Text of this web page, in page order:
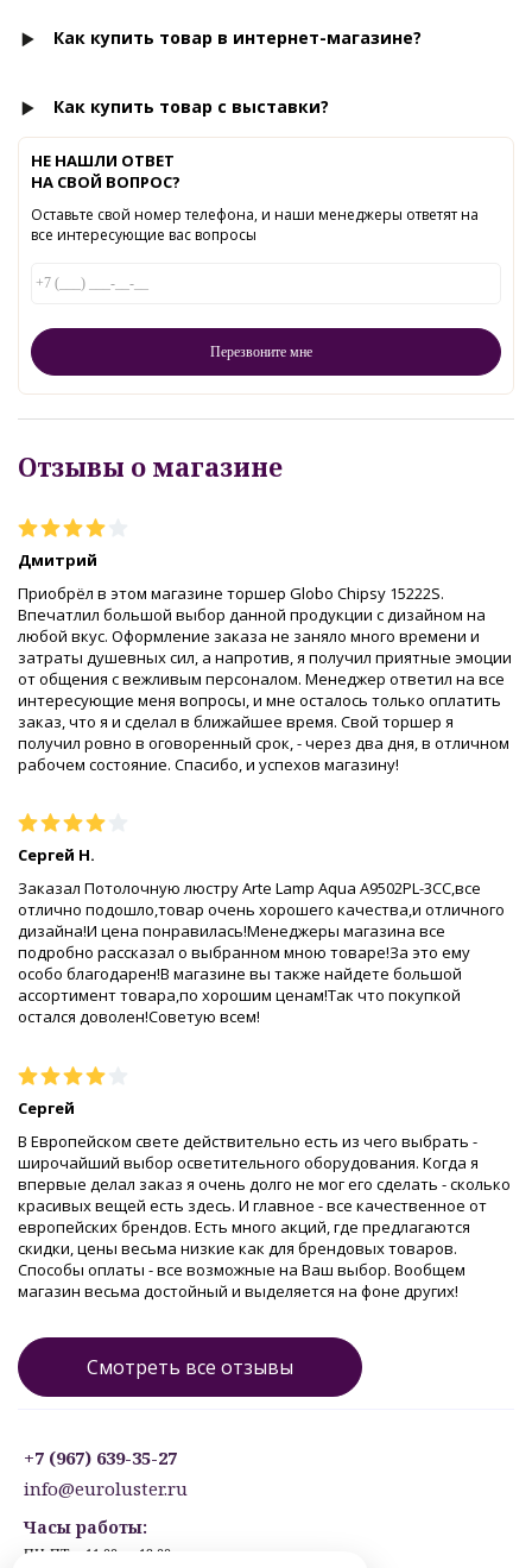
Как купить товар в интернет-магазине?
Как купить товар с выставки?
НЕ НАШЛИ ОТВЕТ
НА СВОЙ ВОПРОС?
Оставьте свой номер телефона, и наши менеджеры ответят на
все интересующие вас вопросы
Отзывы о магазине
Дмитрий
Приобрёл в этом магазине торшер Globo Chipsy 15222S.
Впечатлил большой выбор данной продукции с дизайном на
любой вкус. Оформление заказа не заняло много времени и
затраты душевных сил, а напротив, я получил приятные эмоции
от общения с вежливым персоналом. Менеджер ответил на все
интересующие меня вопросы, и мне осталось только оплатить
заказ, что я и сделал в ближайшее время. Свой торшер я
получил ровно в оговоренный срок, - через два дня, в отличном
рабочем состояние. Спасибо, и успехов магазину!
Сергей Н.
Заказал Потолочную люстру Arte Lamp Aqua A9502PL-3CC,все
отлично подошло,товар очень хорошего качества,и отличного
дизайна!И цена понравилась!Менеджеры магазина все
подробно рассказал о выбранном мною товаре!За это ему
особо благодарен!В магазине вы также найдете большой
ассортимент товара,по хорошим ценам!Так что покупкой
остался доволен!Советую всем!
Сергей
В Европейском свете действительно есть из чего выбрать -
широчайший выбор осветительного оборудования. Когда я
впервые делал заказ я очень долго не мог его сделать - сколько
красивых вещей есть здесь. И главное - все качественное от
европейских брендов. Есть много акций, где предлагаются
скидки, цены весьма низкие как для брендовых товаров.
Способы оплаты - все возможные на Ваш выбор. Вообщем
магазин весьма достойный и выделяется на фоне других!
Смотреть все отзывы
+7 (967) 639-35-27
info@euroluster.ru
Часы работы:
ПН-ПТ: с 11:00 до 19:00